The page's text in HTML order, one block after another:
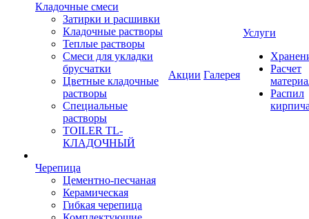
Кладочные смеси
Затирки и расшивки
Кладочные растворы
Теплые растворы
Смеси для укладки
брусчатки
Цветные кладочные
растворы
Специальные
растворы
TOILER TL-
КЛАДОЧНЫЙ
Черепица
Цементно-песчаная
Керамическая
Гибкая черепица
Акции Галерея
Услуги
Расчет
Распил